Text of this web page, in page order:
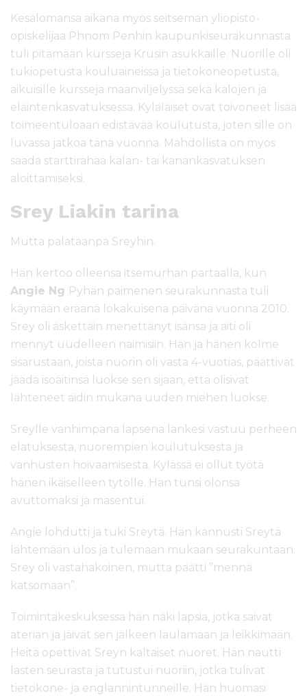
Kesälomansa aikana myös seitsemän yliopisto-
opiskelijaa Phnom Penhin kaupunkiseurakunnasta
tuli pitämään kursseja Krusin asukkaille. Nuorille oli
tukiopetusta kouluaineissa ja tietokoneopetusta,
aikuisille kursseja maanviljelyssä sekä kalojen ja
eläintenkasvatuksessa. Kyläläiset ovat toivoneet lisää
toimeentuloaan edistävää koulutusta, joten sille on
luvassa jatkoa tänä vuonna. Mahdollista on myös
saada starttirahaa kalan- tai kanankasvatuksen
aloittamiseksi.
Srey Liakin tarina
Mutta palataanpa Sreyhin.
Hän kertoo olleensa itsemurhan partaalla, kun
Angie Ng Pyhän paimenen seurakunnasta tuli
käymään eräänä lokakuisena päivänä vuonna 2010.
Srey oli äskettäin menettänyt isänsä ja äiti oli
mennyt uudelleen naimisiin. Hän ja hänen kolme
sisarustaan, joista nuorin oli vasta 4-vuotias, päättivät
jäädä isoäitinsä luokse sen sijaan, että olisivat
lähteneet äidin mukana uuden miehen luokse.
Sreylle vanhimpana lapsena lankesi vastuu perheen
elatuksesta, nuorempien koulutuksesta ja
vanhusten hoivaamisesta. Kylässä ei ollut työtä
hänen ikäiselleen tytölle. Hän tunsi olonsa
avuttomaksi ja masentui.
Angie lohdutti ja tuki Sreytä. Hän kannusti Sreytä
lähtemään ulos ja tulemaan mukaan seurakuntaan.
Srey oli vastahakoinen, mutta päätti ”mennä
katsomaan”.
Toimintakeskuksessa hän näki lapsia, jotka saivat
aterian ja jäivät sen jälkeen laulamaan ja leikkimään.
Heitä opettivat Sreyn kaltaiset nuoret. Hän nautti
lasten seurasta ja tutustui nuoriin, jotka tulivat
tietokone- ja englannintunneille. Hän huomasi